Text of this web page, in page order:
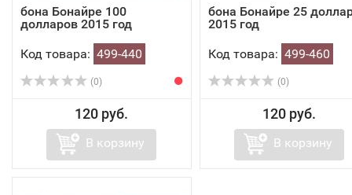
бона Бонайре 100
долларов 2015 год
Код товара: 499-440
(0)
120 руб.
В корзину
бона Бонайре 25
2015 год
Код товара: 499-460
(0)
120 руб.
В корзину